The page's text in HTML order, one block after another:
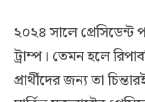
২০২৪ সালে
ট্রাম্প। তেমন হলে
প্রার্থীদের জন্য তা